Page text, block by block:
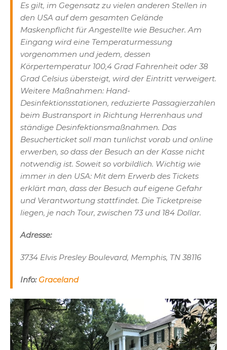
Es gilt, im Gegensatz zu vielen anderen Stellen in
den USA auf dem gesamten Gelände
Maskenpflicht für Angestellte wie Besucher. Am
Eingang wird eine Temperaturmessung
vorgenommen und jedem, dessen
Körpertemperatur 100,4 Grad Fahrenheit oder 38
Grad Celsius übersteigt, wird der Eintritt verweigert.
Weitere Maßnahmen: Hand-
Desinfektionsstationen, reduzierte Passagierzahlen
beim Bustransport in Richtung Herrenhaus und
ständige Desinfektionsmaßnahmen. Das
Besucherticket soll man tunlichst vorab und online
erwerben, so dass der Besuch an der Kasse nicht
notwendig ist. Soweit so vorbildlich. Wichtig wie
immer in den USA: Mit dem Erwerb des Tickets
erklärt man, dass der Besuch auf eigene Gefahr
und Verantwortung stattfindet. Die Ticketpreise
liegen, je nach Tour, zwischen 73 und 184 Dollar.
Adresse:
3734 Elvis Presley Boulevard, Memphis, TN 38116
Info: Graceland